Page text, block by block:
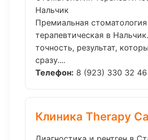
Нальчик
Премиальная стоматология
терапевтическая в
точность, результат,
сразу....
Телефон: 8 (923) 330 32 46
Клиника Therapy